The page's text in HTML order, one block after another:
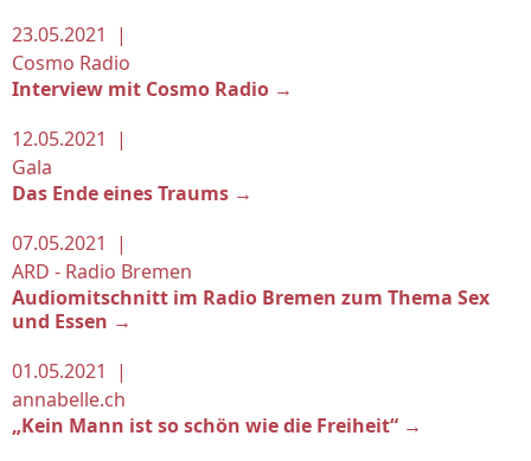
23.05.2021 |
Cosmo Radio
Interview mit Cosmo Radio →
12.05.2021 |
Gala
Das Ende eines Traums →
07.05.2021 |
ARD - Radio Bremen
Audiomitschnitt im Radio Bremen zum Thema Sex
und Essen →
01.05.2021 |
annabelle.ch
„Kein Mann ist so schön wie die Freiheit“ →